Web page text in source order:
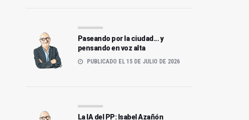
Paseando por la ciudad... y
pensando en voz alta
PUBLICADO EL 15 DE JULIO DE 2026
La IA del PP: Isabel Azañón